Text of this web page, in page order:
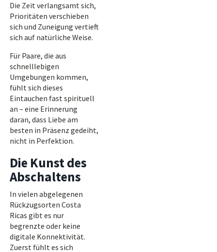
Die Zeit verlangsamt sich,
Prioritäten verschieben
sich und Zuneigung vertieft
sich auf natürliche Weise.
Für Paare, die aus
schnelllebigen
Umgebungen kommen,
fühlt sich dieses
Eintauchen fast spirituell
an – eine Erinnerung
daran, dass Liebe am
besten in Präsenz gedeiht,
nicht in Perfektion.
Die Kunst des
Abschaltens
In vielen abgelegenen
Rückzugsorten Costa
Ricas gibt es nur
begrenzte oder keine
digitale Konnektivität.
Zuerst fühlt es sich